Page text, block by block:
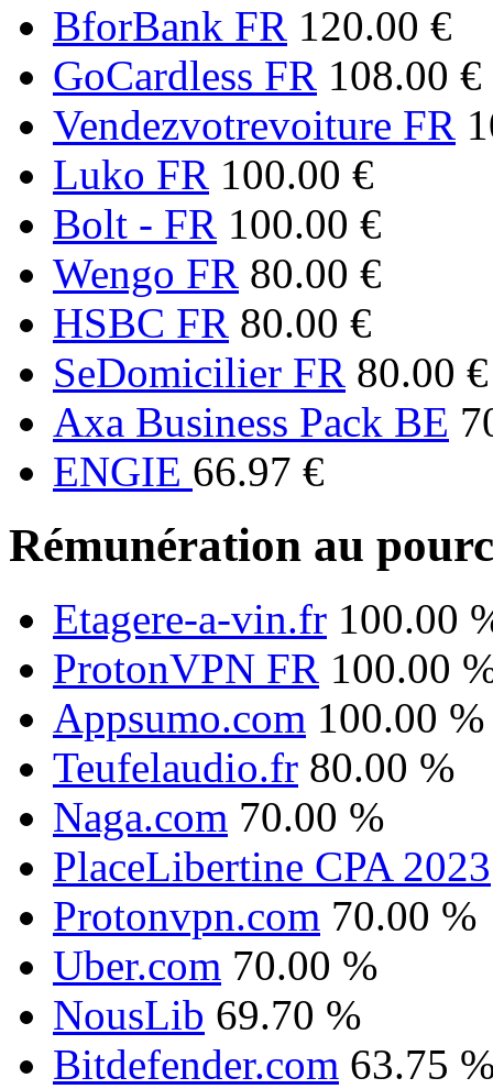
BforBank FR 120.00 €
GoCardless FR 108.00 €
Vendezvotrevoiture FR
Luko FR 100.00 €
Bolt - FR 100.00 €
Wengo FR 80.00 €
HSBC FR 80.00 €
SeDomicilier FR 80.00 €
Axa Business Pack BE
ENGIE 66.97 €
Rémunération au
Etagere-a-vin.fr 100.00
ProtonVPN FR 100.00
Appsumo.com 100.00 %
Teufelaudio.fr 80.00 %
Naga.com 70.00 %
PlaceLibertine CPA 2023
Protonvpn.com 70.00 %
Uber.com 70.00 %
NousLib 69.70 %
Bitdefender.com 63.75